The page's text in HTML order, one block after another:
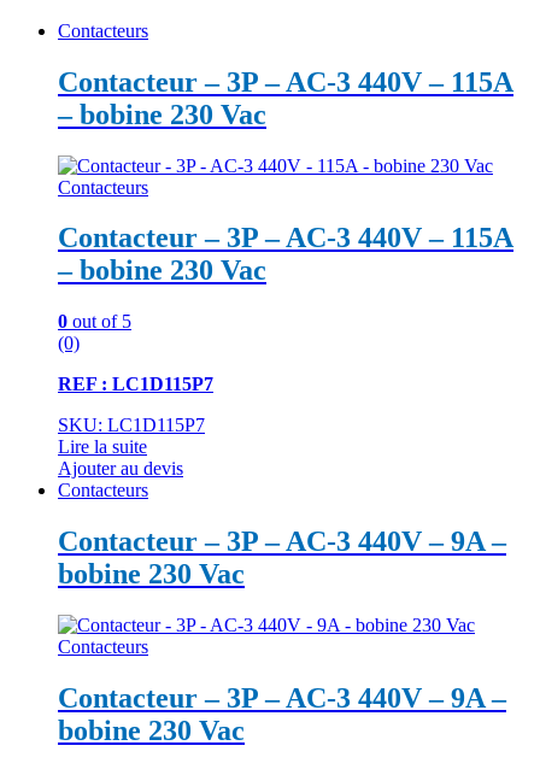
Contacteurs
Contacteur – 3P – AC-3 440V – 115A
– bobine 230 Vac
Contacteurs
Contacteur – 3P – AC-3 440V – 115A
– bobine 230 Vac
0 out of 5
(0)
REF : LC1D115P7
SKU: LC1D115P7
Lire la suite
Ajouter au devis
Contacteurs
Contacteur – 3P – AC-3 440V – 9A –
bobine 230 Vac
Contacteurs
Contacteur – 3P – AC-3 440V – 9A –
bobine 230 Vac